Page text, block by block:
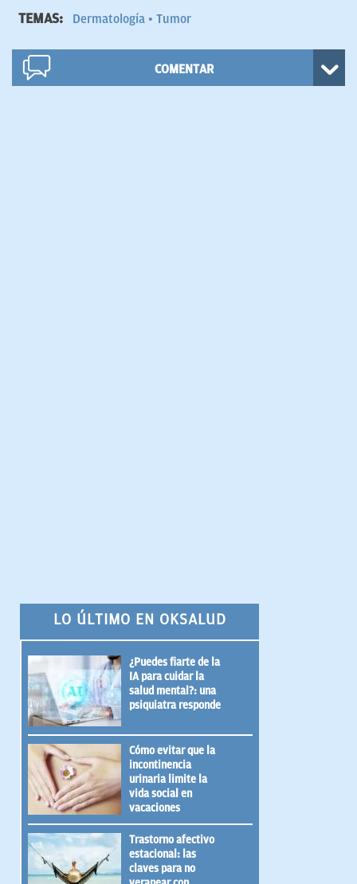
TEMAS: Dermatología Tumor
COMENTAR
LO ÚLTIMO EN OKSALUD
¿Puedes fiarte de la
IA para cuidar la
salud mental?: una
psiquiatra responde
Cómo evitar que la
incontinencia
urinaria limite la
vida social en
vacaciones
Trastorno afectivo
estacional: las
claves para no